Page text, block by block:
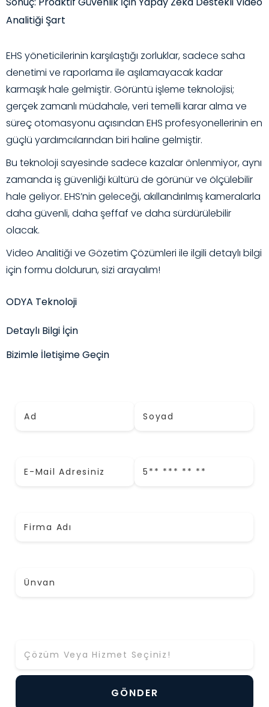
Analitiği Şart
EHS yöneticilerinin karşılaştığı zorluklar, sadece saha
denetimi ve raporlama ile aşılamayacak kadar
karmaşık hale gelmiştir. Görüntü işleme teknolojisi;
gerçek zamanlı müdahale, veri temelli karar alma ve
süreç otomasyonu açısından EHS profesyonellerinin en
güçlü yardımcılarından biri haline gelmiştir.
Bu teknoloji sayesinde sadece kazalar önlenmiyor, aynı
zamanda iş güvenliği kültürü de görünür ve ölçülebilir
hale geliyor. EHS’nin geleceği, akıllandırılmış kameralarla
daha güvenli, daha şeffaf ve daha sürdürülebilir
olacak.
Video Analitiği ve Gözetim Çözümleri ile ilgili detaylı bilgi
için formu doldurun, sizi arayalım!
ODYA Teknoloji
Detaylı Bilgi İçin
Bizimle İletişime Geçin